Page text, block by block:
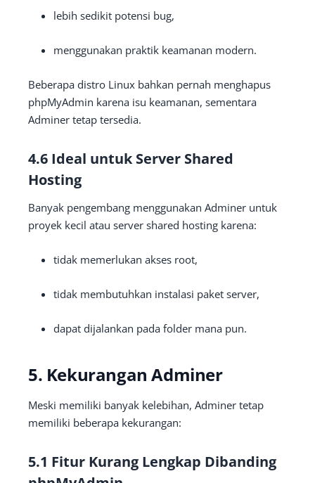
lebih sedikit potensi bug,
menggunakan praktik keamanan modern.
Beberapa distro Linux bahkan pernah menghapus
phpMyAdmin karena isu keamanan, sementara
Adminer tetap tersedia.
4.6 Ideal untuk Server Shared
Hosting
Banyak pengembang menggunakan Adminer untuk
proyek kecil atau server shared hosting karena:
tidak memerlukan akses root,
tidak membutuhkan instalasi paket server,
dapat dijalankan pada folder mana pun.
5. Kekurangan Adminer
Meski memiliki banyak kelebihan, Adminer tetap
memiliki beberapa kekurangan:
5.1 Fitur Kurang Lengkap Dibanding